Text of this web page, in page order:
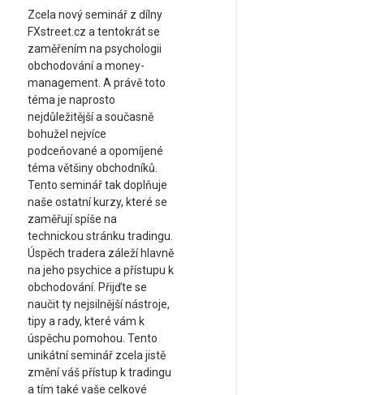
Zcela nový seminář z dílny
FXstreet.cz a tentokrát se
zaměřením na psychologii
obchodování a money-
management. A právě toto
téma je naprosto
nejdůležitější a současně
bohužel nejvíce
podceňované a opomíjené
téma většiny obchodníků.
Tento seminář tak doplňuje
naše ostatní kurzy, které se
zaměřují spíše na
technickou stránku tradingu.
Úspěch tradera záleží hlavně
na jeho psychice a přístupu k
obchodování. Přijďte se
naučit ty nejsilnější nástroje,
tipy a rady, které vám k
úspěchu pomohou. Tento
unikátní seminář zcela jistě
změní váš přístup k tradingu
a tím také vaše celkové